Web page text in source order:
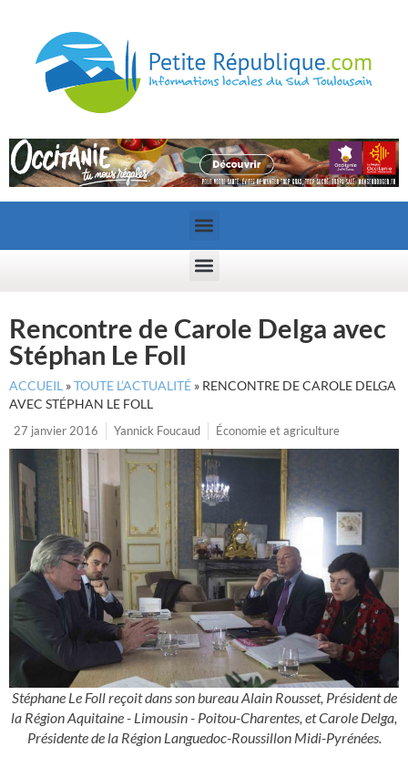
Rencontre de Carole Delga avec
Stéphan Le Foll
ACCUEIL »TOUTE L’ACTUALITÉ » RENCONTRE DE CAROLE DELGA
AVEC STÉPHAN LE FOLL
27 janvier 2016
Yannick Foucaud Économie et agriculture
Stéphane Le Foll reçoit dans son bureau Alain Rousset, Président de
la Région Aquitaine - Limousin - Poitou-Charentes, et Carole Delga,
Présidente de la Région Languedoc-Roussillon Midi-Pyrénées.